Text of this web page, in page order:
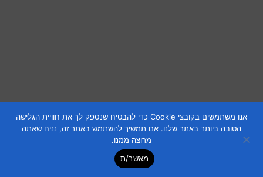
אנו משתמשים בקובצי Cookie כדי להבטיח שנספק לך את חוויית הגלישה
הטובה ביותר באתר שלנו. אם תמשיך להשתמש באתר זה, נניח שאתה
מרוצה ממנו.
מאשר/ת